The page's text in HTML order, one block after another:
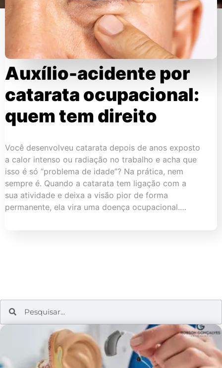
Auxílio-acidente por
catarata ocupacional:
quem tem direito
Você desenvolveu catarata depois de anos exposto
a calor intenso ou radiação no trabalho e acha que
isso é só “problema de idade”? Na prática, nem
sempre é. Quando a catarata tem ligação com a
sua atividade e deixa a visão pior de forma
permanente, ela vira uma doença ocupacional.…